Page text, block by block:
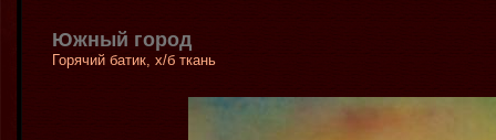
Южный город
Горячий батик, х/б ткань